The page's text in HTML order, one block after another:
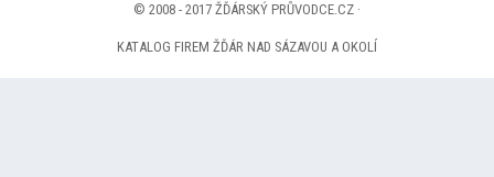
© 2008 - 2017 ŽĎÁRSKÝ PRŮVODCE.CZ ·
KATALOG FIREM ŽĎÁR NAD SÁZAVOU A OKOLÍ